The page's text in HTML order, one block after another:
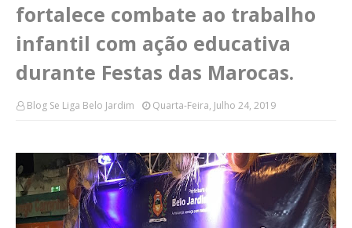
fortalece combate ao trabalho
infantil com ação educativa
durante Festas das Marocas.
Blog Se Liga Belo Jardim Quarta-Feira, Julho 24, 2019